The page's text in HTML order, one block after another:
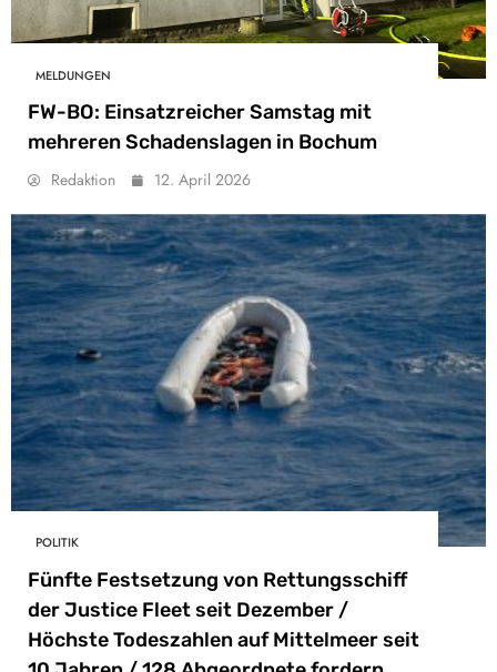
MELDUNGEN
FW-BO: Einsatzreicher Samstag mit
mehreren Schadenslagen in Bochum
Redaktion 12. April 2026
POLITIK
Fünfte Festsetzung von Rettungsschiff
der Justice Fleet seit Dezember /
Höchste Todeszahlen auf Mittelmeer seit